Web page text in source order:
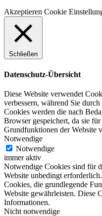
Akzeptieren Cookie
Schließen
Datenschutz-Übersicht
Diese Website verwendet
verbessern, während Sie
Cookies werden die nach
Browser gespeichert, da sie
Grundfunktionen der Website
Notwendige
Notwendige
immer aktiv
Notwendige Cookies sind für
Website unbedingt
Cookies, die grundlegende
Website gewährleisten. Diese
Informationen.
Nicht notwendige